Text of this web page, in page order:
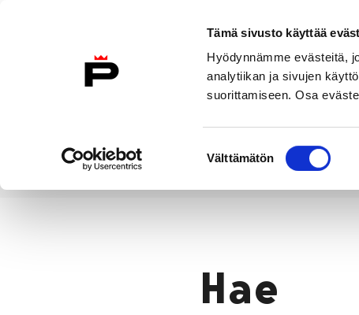
Tämä sivusto käyttää
Hyödynnämme evästeitä,
analytiikan ja sivujen
suorittamiseen. Osa
valinta
Välttämätön
Etusivulle
Etusivu
Hae